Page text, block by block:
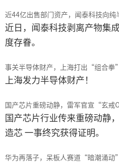
近44亿出售部门资产，闻泰科技向纯
近日，闻泰科技剥离产物集
度存眷。
事关半导体财产，上海打出“组合拳”
上海发力半导体财产！
国产芯片重磅动静，雷军官宣“玄戒
国产芯片行业传来重磅动静
造芯 一事终究获得证明。
华为再落子，呆板人赛道“暗潮涌动”